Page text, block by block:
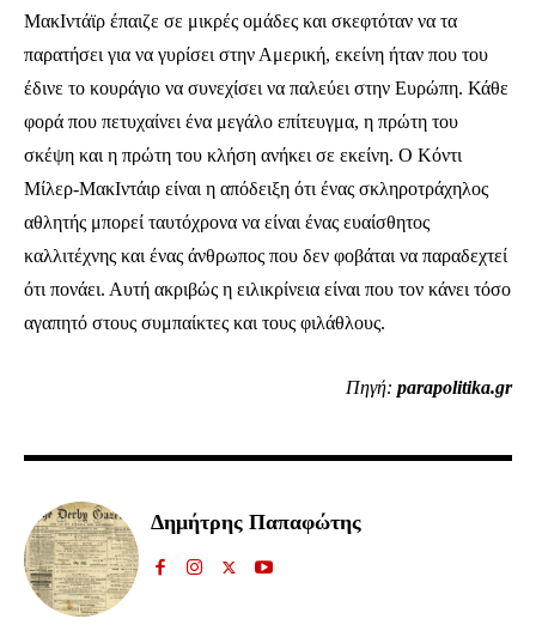
Για να εγγραφείτε, απλά εισάγετε τη διεύθυνση email σας στην ιστοσελίδα
μας ή πατάτε το κουμπί Εγγραφή. Μην ανησυχείτε, τα στοιχεία σας είναι
ασφαλή σε εμάς.
ΕΓΓΡΑΦΉ
Έχω διαβάσει και αποδέχομαι τηνΠολιτική Απορρήτου.
11,243
ΜακΙντάϊρ έπαιζε σε μικρές ομάδες και σκεφτόταν να τα
παρατήσει για να γυρίσει στην Αμερική, εκείνη ήταν που του
έδινε το κουράγιο να συνεχίσει να παλεύει στην Ευρώπη. Κάθε
φορά που πετυχαίνει ένα μεγάλο επίτευγμα, η πρώτη του
σκέψη και η πρώτη του κλήση ανήκει σε εκείνη. Ο Κόντι
Μίλερ-ΜακΙντάιρ είναι η απόδειξη ότι ένας σκληροτράχηλος
αθλητής μπορεί ταυτόχρονα να είναι ένας ευαίσθητος
καλλιτέχνης και ένας άνθρωπος που δεν φοβάται να παραδεχτεί
ότι πονάει. Αυτή ακριβώς η ειλικρίνεια είναι που τον κάνει τόσο
αγαπητό στους συμπαίκτες και τους φιλάθλους.
Πηγή: parapolitika.gr
Δημήτρης Παπαφώτης